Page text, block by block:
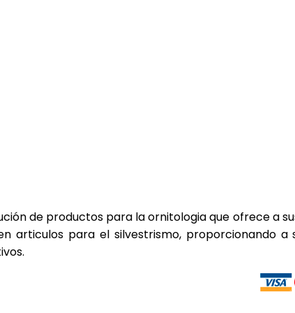
de productos para la ornitologia que ofrece a
articulos para el silvestrismo, proporcionando a